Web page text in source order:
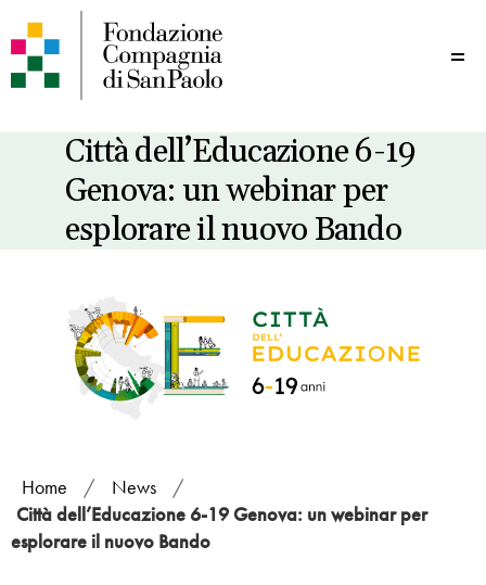
Città dell’Educazione 6-19
Genova: un webinar per
esplorare il nuovo Bando
Home / News
/
Città dell’Educazione 6-19 Genova: un webinar per
esplorare il nuovo Bando